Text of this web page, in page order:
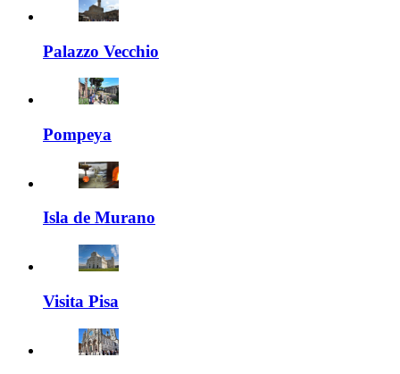
Palazzo Vecchio
Pompeya
Isla de Murano
Visita Pisa